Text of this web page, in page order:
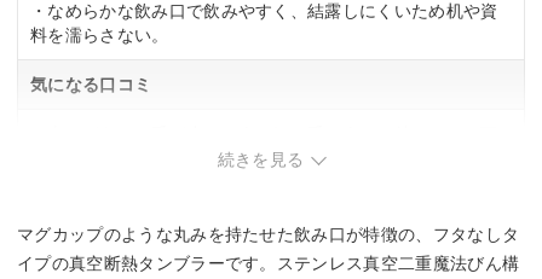
・なめらかな飲み口で飲みやすく、結露しにくいため机や資
料を濡らさない。
気になる口コミ
続きを見る
マグカップのような丸みを持たせた飲み口が特徴の、フタなしタ
イプの真空断熱タンブラーです。ステンレス真空二重魔法びん構